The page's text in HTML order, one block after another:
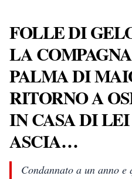
FOLLE DI
LA
PALMA DI
RITORNO A
IN CASA DI
ASCIA…
Condannato a un anno